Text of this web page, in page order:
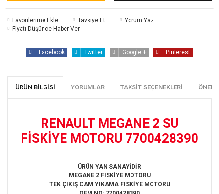
Tavsiye Et
Yorum Yaz
Fiyatı Düşünce Haber Ver
Facebook Twitter Google + Pinterest
ÜRÜN BILGISI YORUMLAR TAKSIT SEÇENEKLERI
RENAULT MEGANE 2 SU
FİSKİYE MOTORU 7700428390
ÜRÜN YAN SANAYİDİR
MEGANE 2 FISKİYE MOTORU
TEK ÇIKIŞ CAM YIKAMA FISKİYE MOTORU